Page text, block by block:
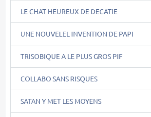
LE CHAT HEUREUX DE DECATIE
UNE NOUVELEL INVENTION DE PAPI
TRISOBIQUE A LE PLUS GROS PIF
COLLABO SANS RISQUES
SATAN Y MET LES MOYENS